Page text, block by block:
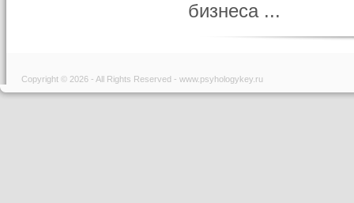
бизнеса ...
Copyright © 2026 - All Rights Reserved - www.psyhologykey.ru